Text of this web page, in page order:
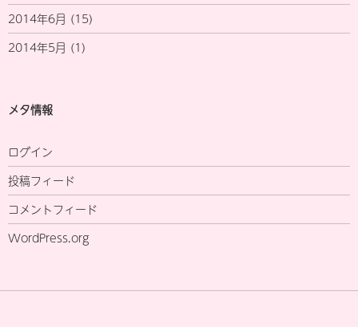
2014年6月 (15)
2014年5月 (1)
メタ情報
ログイン
投稿フィード
コメントフィード
WordPress.org